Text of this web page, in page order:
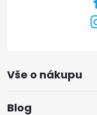
Vše o nákupu
Blog